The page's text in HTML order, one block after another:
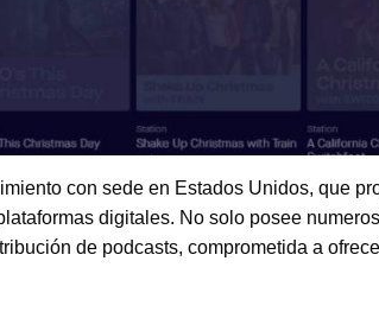
con sede en Estados Unidos, que
digitales. No solo posee
de podcasts, comprometida a